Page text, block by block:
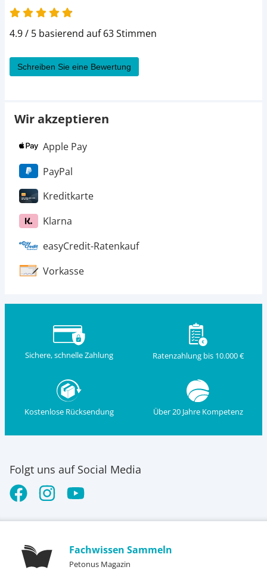
4.9 von 5
4.9 / 5 basierend auf 63 Stimmen
Schreiben Sie eine Bewertung
Wir akzeptieren
Apple Pay
PayPal
Kreditkarte
Klarna
easyCredit-Ratenkauf
Vorkasse
Sichere, schnelle Zahlung Ratenzahlung bis 10.000 €
Kostenlose Rücksendung Über 20 Jahre Kompetenz
Folgt uns auf Social Media
Fachwissen Sammeln
Petonus Magazin